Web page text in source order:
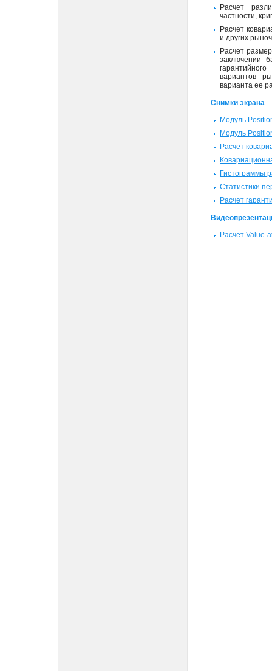
Расчет
частности,
Расчет
и других
Расчет
заключении
вариантов
варианта ее
Снимки экрана
Модуль
Модуль
Расчет
Гистограммы
Статистики
Расчет
Расчет Value-